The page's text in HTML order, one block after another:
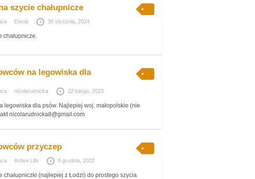
szycie chałupnicze
Ewcia 30 stycznia, 2024
na legowiska dla
nicolarudnicka 22 lutego, 2023
legowiska dla psów. Najlepiej woj. małopolskie (nie
nicolarudnicka8@gmail.com
przyczep
Active Life 8 grudnia, 2022
chałupniczki (najlepiej z Łodzi) do prostego szycia